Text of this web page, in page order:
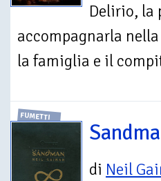
Delirio, la
accompagnarla
la famiglia e il
FUMETTI
di Neil